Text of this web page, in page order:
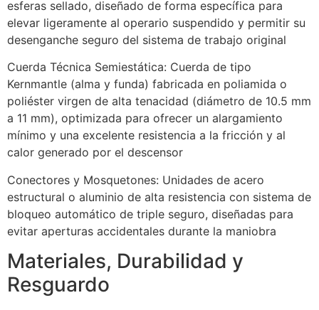
esferas sellado, diseñado de forma específica para
elevar ligeramente al operario suspendido y permitir su
desenganche seguro del sistema de trabajo original
Cuerda Técnica Semiestática: Cuerda de tipo
Kernmantle (alma y funda) fabricada en poliamida o
poliéster virgen de alta tenacidad (diámetro de 10.5 mm
a 11 mm), optimizada para ofrecer un alargamiento
mínimo y una excelente resistencia a la fricción y al
calor generado por el descensor
Conectores y Mosquetones: Unidades de acero
estructural o aluminio de alta resistencia con sistema de
bloqueo automático de triple seguro, diseñadas para
evitar aperturas accidentales durante la maniobra
Materiales, Durabilidad y
Resguardo